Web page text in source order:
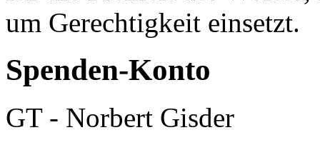
um Gerechtigkeit einsetzt.
Spenden-Konto
GT - Norbert Gisder